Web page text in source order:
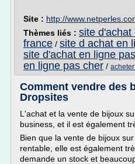
Site : http://
Thèmes liés : site d'achat
france / site d achat en
site d'achat en ligne
en ligne pas cher /
Comment vendre des
Dropsites
L'achat et la vente de bijoux
business, et il est également
Bien que la vente de bijoux
rentable, elle est également
demande un stock et